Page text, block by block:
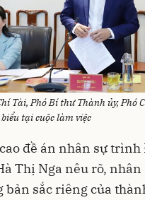
Tài, Phó Bí thư Thành ủy, Phó
tại cuộc làm việc
đề án nhân sự trình
Thị Nga nêu rõ,
bản sắc riêng của